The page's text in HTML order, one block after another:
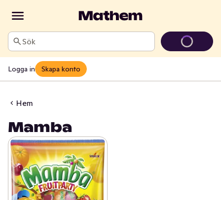
Sök
Logga in Skapa konto
Hem
Mamba